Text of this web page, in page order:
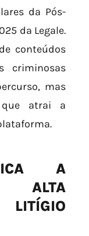
da Pós-
da Legale.
conteúdos
criminosas
mas
atrai a
A
ALTA
LITÍGIO